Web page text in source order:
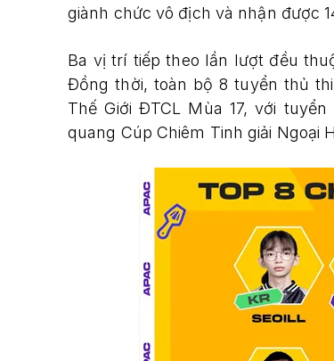
giành chức vô địch và nhận được
Ba vị trí tiếp theo lần lượt đều
Đồng thời, toàn bộ 8 tuyển thủ
Thế Giới ĐTCL Mùa 17, với
quang Cúp Chiêm Tinh giải Ngoại